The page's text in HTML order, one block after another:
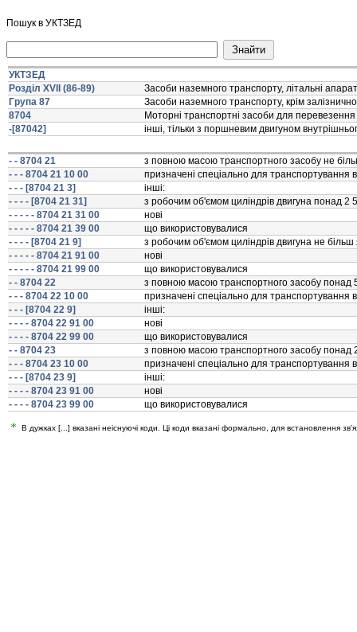
Пошук в УКТЗЕД
УКТЗЕД
Розділ XVII (86-89)
Засоби наземного транспорту, лiтальнi
Група 87
Засоби наземного транспорту, крiм
8704
Моторнi транспортнi засоби для
-[87042]
iншi, тiльки з поршневим двигуном
- - 8704 21
з повною масою транспортного засобу не
- - - 8704 21 10 00
призначенi спецiально для транспортування
- - - [8704 21 3]
iншi:
- - - - [8704 21 31]
з робочим об'ємом цилiндрiв двигуна понад 2
- - - - - 8704 21 31 00
новi
- - - - - 8704 21 39 00
що використовувалися
- - - - [8704 21 9]
з робочим об'ємом цилiндрiв двигуна не бiльш
- - - - - 8704 21 91 00
новi
- - - - - 8704 21 99 00
що використовувалися
- - 8704 22
з повною масою транспортного засобу понад
- - - 8704 22 10 00
призначенi спецiально для транспортування
- - - [8704 22 9]
iншi:
- - - - 8704 22 91 00
новi
- - - - 8704 22 99 00
що використовувалися
- - 8704 23
з повною масою транспортного засобу понад
- - - 8704 23 10 00
призначенi спецiально для транспортування
- - - [8704 23 9]
iншi:
- - - - 8704 23 91 00
новi
- - - - 8704 23 99 00
що використовувалися
В дужках [...] вказані неіснуючі коди. Ці коди вказані формально, для встановлення